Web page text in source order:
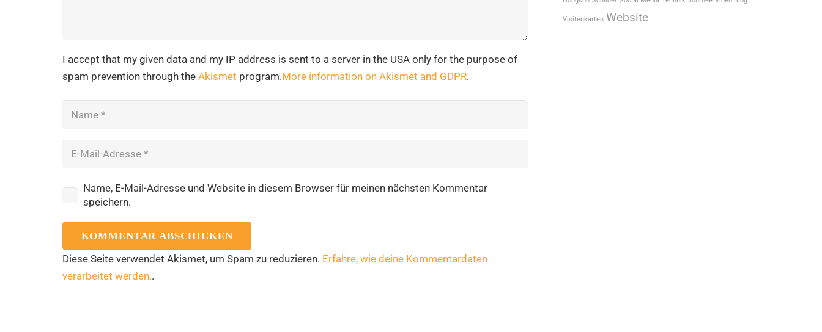
I accept that my given data and my IP address is sent to a server in the USA only for the purpose of
spam prevention through the Akismet program.More information on Akismet and GDPR.
Name, E-Mail-Adresse und Website in diesem Browser für meinen nächsten Kommentar
speichern.
KOMMENTAR ABSCHICKEN
Diese Seite verwendet Akismet, um Spam zu reduzieren. Erfahre, wie deine Kommentardaten
verarbeitet werden..
Visitenkarten Website